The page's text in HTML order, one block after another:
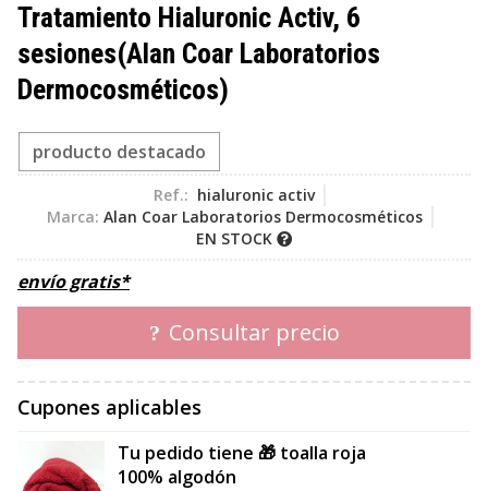
Tratamiento Hialuronic Activ, 6
sesiones(Alan Coar Laboratorios
Dermocosméticos)
producto destacado
Ref.: hialuronic activ
Marca: Alan Coar Laboratorios Dermocosméticos
EN STOCK
envío gratis*
Consultar precio
Cupones aplicables
Tu pedido tiene 🎁 toalla roja
100% algodón